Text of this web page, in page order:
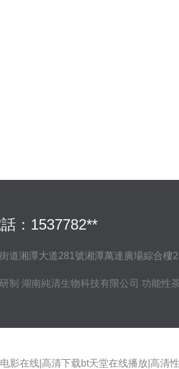
：1537782**
道湘潭大道281號湘潭萬達廣場綜合樓
制 湖南純清生物科技有限公司 功能性
在线|高清下载bt天堂在线播放|高清